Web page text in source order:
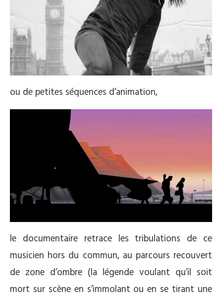
ou de petites séquences d’animation,
le documentaire retrace les tribulations de ce
musicien hors du commun, au parcours recouvert
de zone d’ombre (la légende voulant qu’il soit
mort sur scène en s’immolant ou en se tirant une